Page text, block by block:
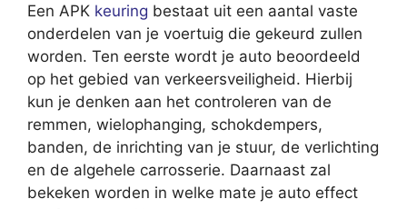
Een APK keuring bestaat uit een aantal vaste
onderdelen van je voertuig die gekeurd zullen
worden. Ten eerste wordt je auto beoordeeld
op het gebied van verkeersveiligheid. Hierbij
kun je denken aan het controleren van de
remmen, wielophanging, schokdempers,
banden, de inrichting van je stuur, de verlichting
en de algehele carrosserie. Daarnaast zal
bekeken worden in welke mate je auto effect